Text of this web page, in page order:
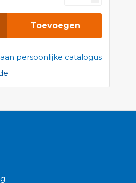
Toevoegen
persoonlijke catalogus